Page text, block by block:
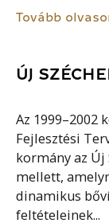
Tovább
ÚJ
Az 1999–2002
Fejlesztési
kormány az Új
mellett,
dinamikus
feltételeinek...